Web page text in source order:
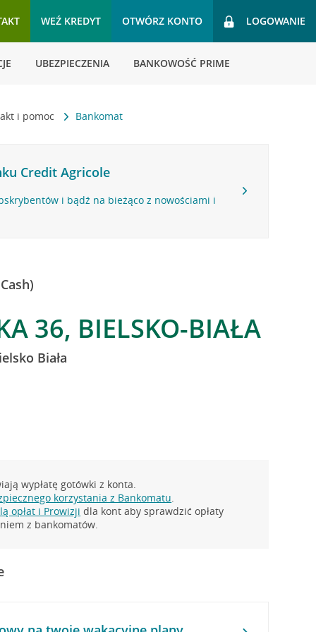
WEŹ KREDYT OTWÓRZ KONTO LOGOWANIE
UBEZPIECZENIA BANKOWOŚĆ PRIME
i pomoc Bankomat
Credit Agricole
i bądź na bieżąco z nowościami i
36, BIELSKO-BIAŁA
Biała
wypłatę gotówki z konta.
korzystania z Bankomatu.
opłat i Prowizji dla kont aby sprawdzić opłaty
z bankomatów.